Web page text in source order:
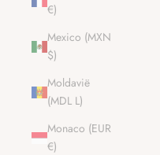
€)
Mexico (MXN
$)
Moldavië
(MDL L)
Monaco (EUR
€)